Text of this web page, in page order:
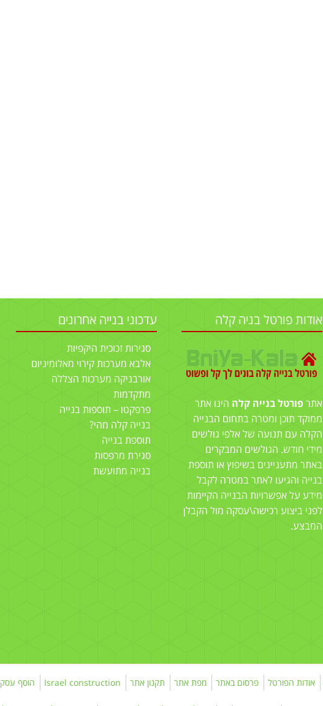
אודות פורטל בניה קלה
אתר פורטל בנייה קלה הינו אתר
ממוקד תוכן ומטרה בתחום הבנייה
הקלה עם תנועה של אלפי גולשים
מידי חודש. הגולשים המבקרים
באתר מתעניינים בשיפוץ או תוספת
בנייה והגיעו לאתר במטרה לקבל
מידע על אפשרויות הבנייה הקיימות
לפני ביצוע רכישה\עסקה מול הקבלן
המבצע.
עדכוני בנייה אחרונים
סגירות זכוכית היקפיות
אלבא מערכות קירוי מאלומיניום
אורבניקה מערכות הצללה
מתקדמות
פרפקטו – תוספות בנייה
בנייה קלה מהי?
תוספת בנייה
סגירת מרפסות
בנייה מתועשת
אודות הפורטל פרסום באתר מפת אתר תקנון אתר Israel construction הוסף עסק